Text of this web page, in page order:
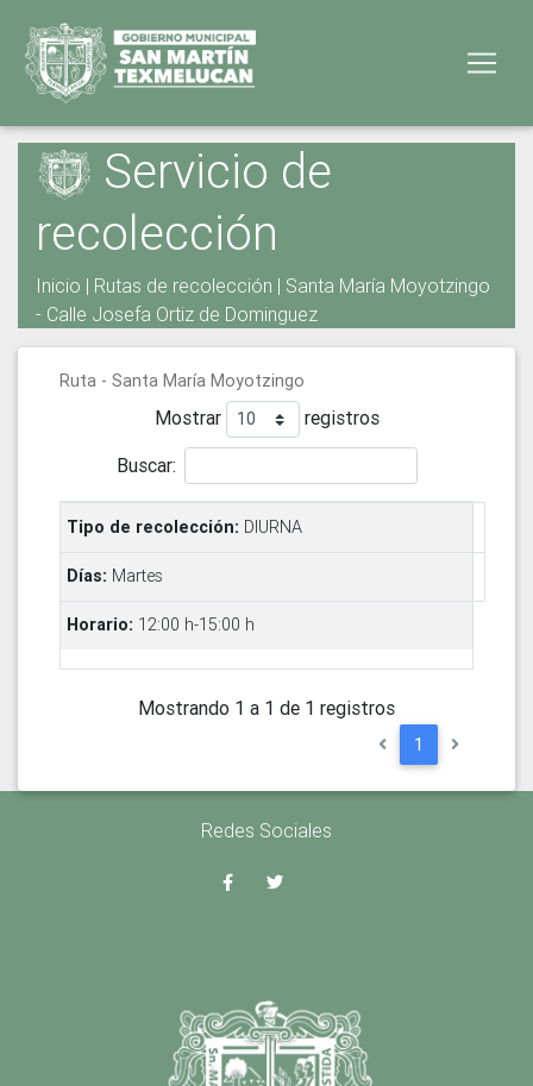
Servicio de
recolección
Inicio | Rutas de recolección | Santa María Moyotzingo
- Calle Josefa Ortiz de Dominguez
Ruta - Santa María Moyotzingo
Mostrar
registros
Buscar:
DIURNA
Martes
12:00 h-15:00 h
Mostrando 1 a 1 de 1 registros
1
Redes Sociales